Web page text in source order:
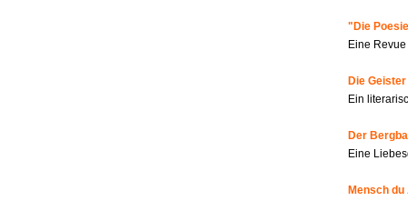
"Die
Eine
Die
Ein
Der
Eine
Mensch du